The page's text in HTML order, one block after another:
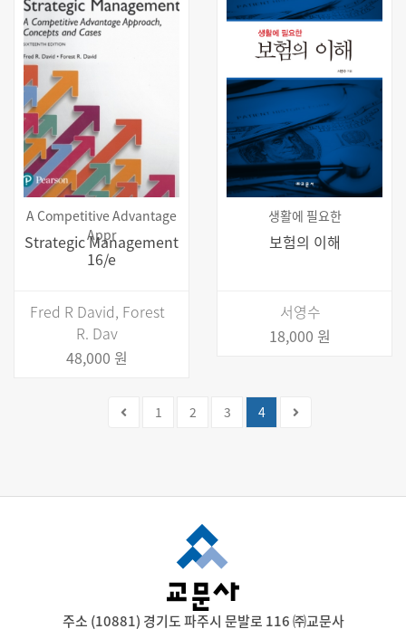
A Competitive Advantage
Appr
Strategic Management
16/e
Fred R David, Forest
R. Dav
48,000 원
생활에 필요한
보험의 이해
서영수
18,000 원
1 2 3 4(current)
주소 (10881) 경기도 파주시 문발로 116 ㈜교문사